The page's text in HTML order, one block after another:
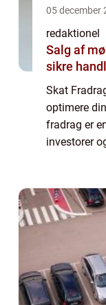
05 december
redaktionel
Salg af
sikre
Skat
optimere
fradrag er
investorer
I denne...